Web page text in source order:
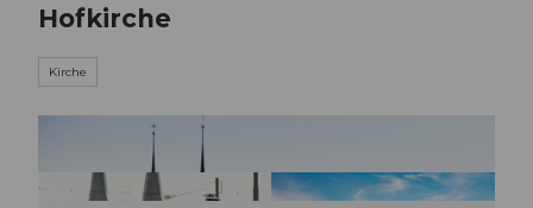
Hofkirche
Kirche